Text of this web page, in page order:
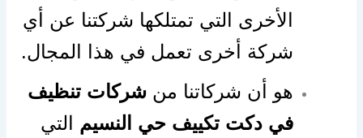
الأخرى التي تمتلكها شركتنا عن أي
شركة أخرى تعمل في هذا المجال.
هو أن شركاتنا منشركات تنظيف
في دكت تكييف حي النسيم التي